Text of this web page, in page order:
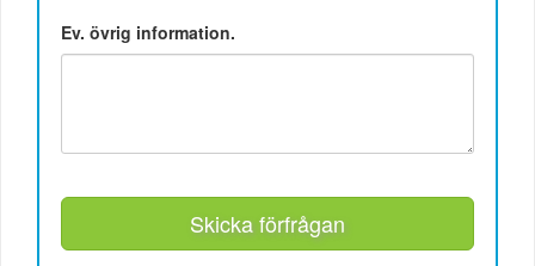
Ev. övrig information.
Skicka förfrågan